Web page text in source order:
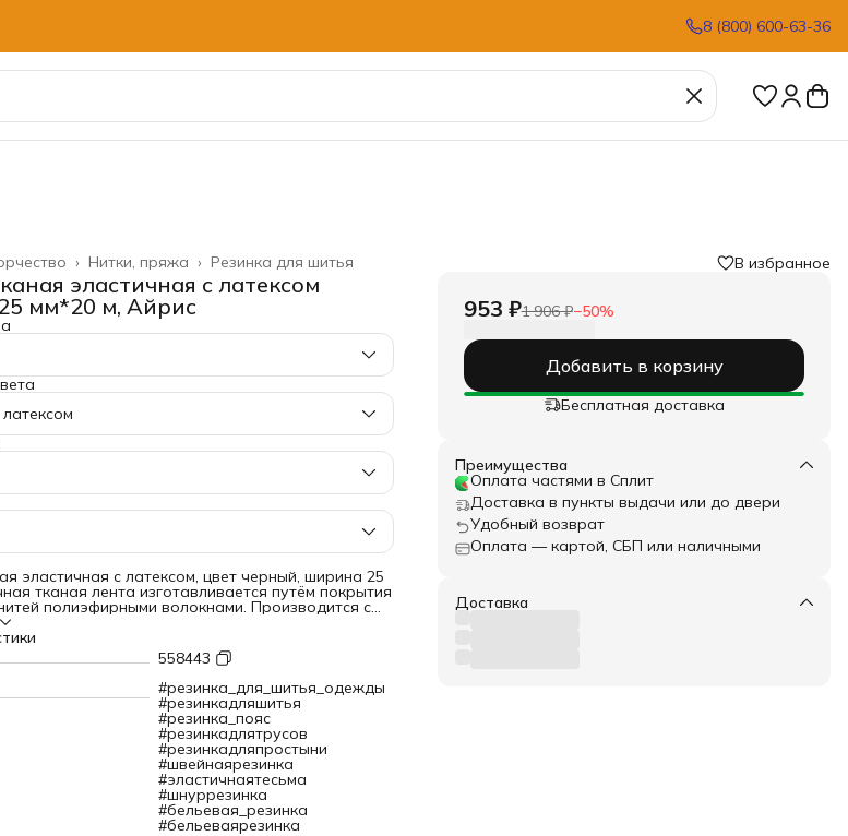
8 (800) 600-63-36
Резинка для шитья
Нитки, пряжа ›
›
эластичная с латексом
мм*20 м, Айрис
эластичная с латексом, цвет черный, ширина 25
тканая лента изготавливается путём покрытия
полиэфирными волокнами. Производится с
высококачественного латекса, что делает
долговечным, при этом не менее
Резинка обладает противоскользящим эффектом.
чаще всего при производстве детской и
одежды. Область применения ткацкой резинки:
при изготовлении туристического
спецодежды, военной формы, поясов,
изделий, обуви, сумок, косметичек и чехлов.
материал, отличается высокой плотностью,
многократные стирки, устойчив к
без изменения своих качеств.
558443
#резинка_для_шитья_одежды
#резинкадляшитья
#резинка_пояс
#резинкадлятрусов
#резинкадляпростыни
#швейнаярезинка
#эластичнаятесьма
#шнуррезинка
#бельевая_резинка
#бельеваярезинка
В избранное
953 ₽1 906 ₽−50%
Добавить в корзину
Бесплатная доставка
Преимущества
Оплата частями в Сплит
Доставка в пункты выдачи или до двери
Удобный возврат
Оплата — картой, СБП или наличными
Доставка